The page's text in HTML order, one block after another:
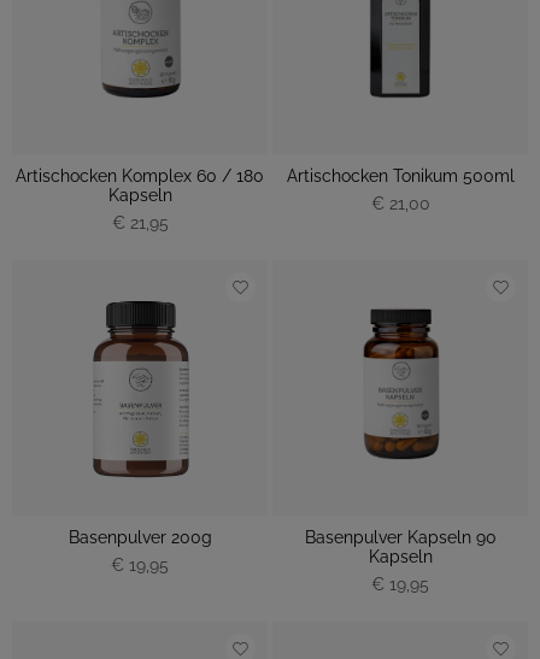
Artischocken Komplex 60 / 180
Kapseln
€ 21,95
Artischocken Tonikum 500ml
€ 21,00
Basenpulver 200g
€ 19,95
Basenpulver Kapseln 90
Kapseln
€ 19,95